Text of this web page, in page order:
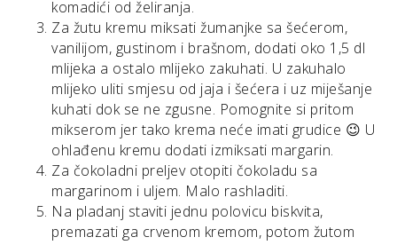
komadići od želiranja.
Za žutu kremu miksati žumanjke sa šećerom,
vanilijom, gustinom i brašnom, dodati oko 1,5 dl
mlijeka a ostalo mlijeko zakuhati. U zakuhalo
mlijeko uliti smjesu od jaja i šećera i uz miješanje
kuhati dok se ne zgusne. Pomognite si pritom
mikserom jer tako krema neće imati grudice 😉 U
ohlađenu kremu dodati izmiksati margarin.
Za čokoladni preljev otopiti čokoladu sa
margarinom i uljem. Malo rashladiti.
Na pladanj staviti jednu polovicu biskvita,
premazati ga crvenom kremom, potom žutom